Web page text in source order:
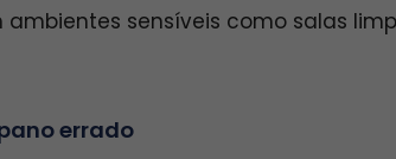
sensíveis como salas
errado